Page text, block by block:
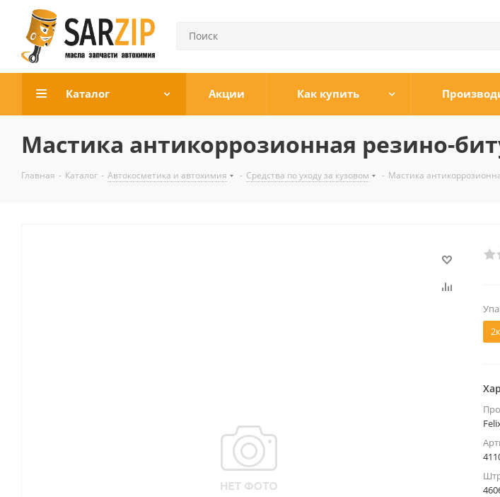
Каталог Акции Как купить
Мастика антикоррозионная резино-
Главная - Каталог - Автокосметика и автохимия - Средства по уходу за кузовом - Мастика